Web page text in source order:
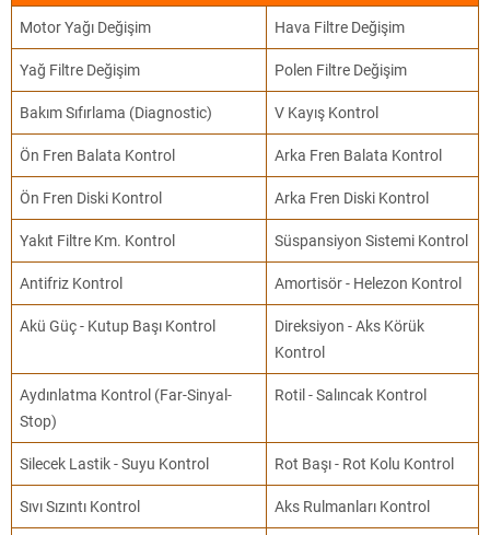
Motor Yağı Değişim Hava Filtre Değişim
Yağ Filtre Değişim Polen Filtre Değişim
Bakım Sıfırlama (Diagnostic) V Kayış Kontrol
Ön Fren Balata Kontrol Arka Fren Balata Kontrol
Ön Fren Diski Kontrol Arka Fren Diski Kontrol
Yakıt Filtre Km. Kontrol Süspansiyon Sistemi Kontrol
Antifriz Kontrol Amortisör - Helezon Kontrol
Akü Güç - Kutup Başı Kontrol
Direksiyon - Aks Körük
Kontrol
Aydınlatma Kontrol (Far-Sinyal-
Stop)
Rotil - Salıncak Kontrol
Silecek Lastik - Suyu Kontrol Rot Başı - Rot Kolu Kontrol
Sıvı Sızıntı Kontrol Aks Rulmanları Kontrol